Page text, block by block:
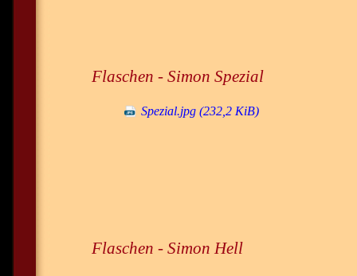
Flaschen - Simon Spezial
Spezial.jpg (232,2 KiB)
Flaschen - Simon Hell